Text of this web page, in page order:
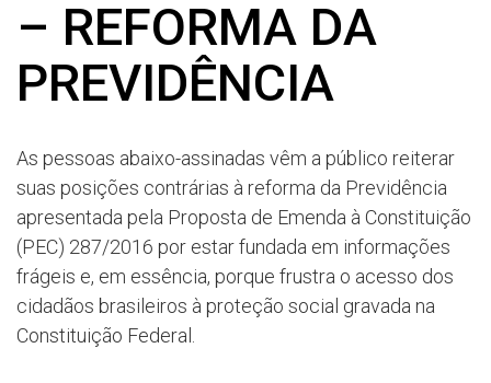
– REFORMA DA
PREVIDÊNCIA
As pessoas abaixo-assinadas vêm a público reiterar
suas posições contrárias à reforma da Previdência
apresentada pela Proposta de Emenda à Constituição
(PEC) 287/2016 por estar fundada em informações
frágeis e, em essência, porque frustra o acesso dos
cidadãos brasileiros à proteção social gravada na
Constituição Federal.